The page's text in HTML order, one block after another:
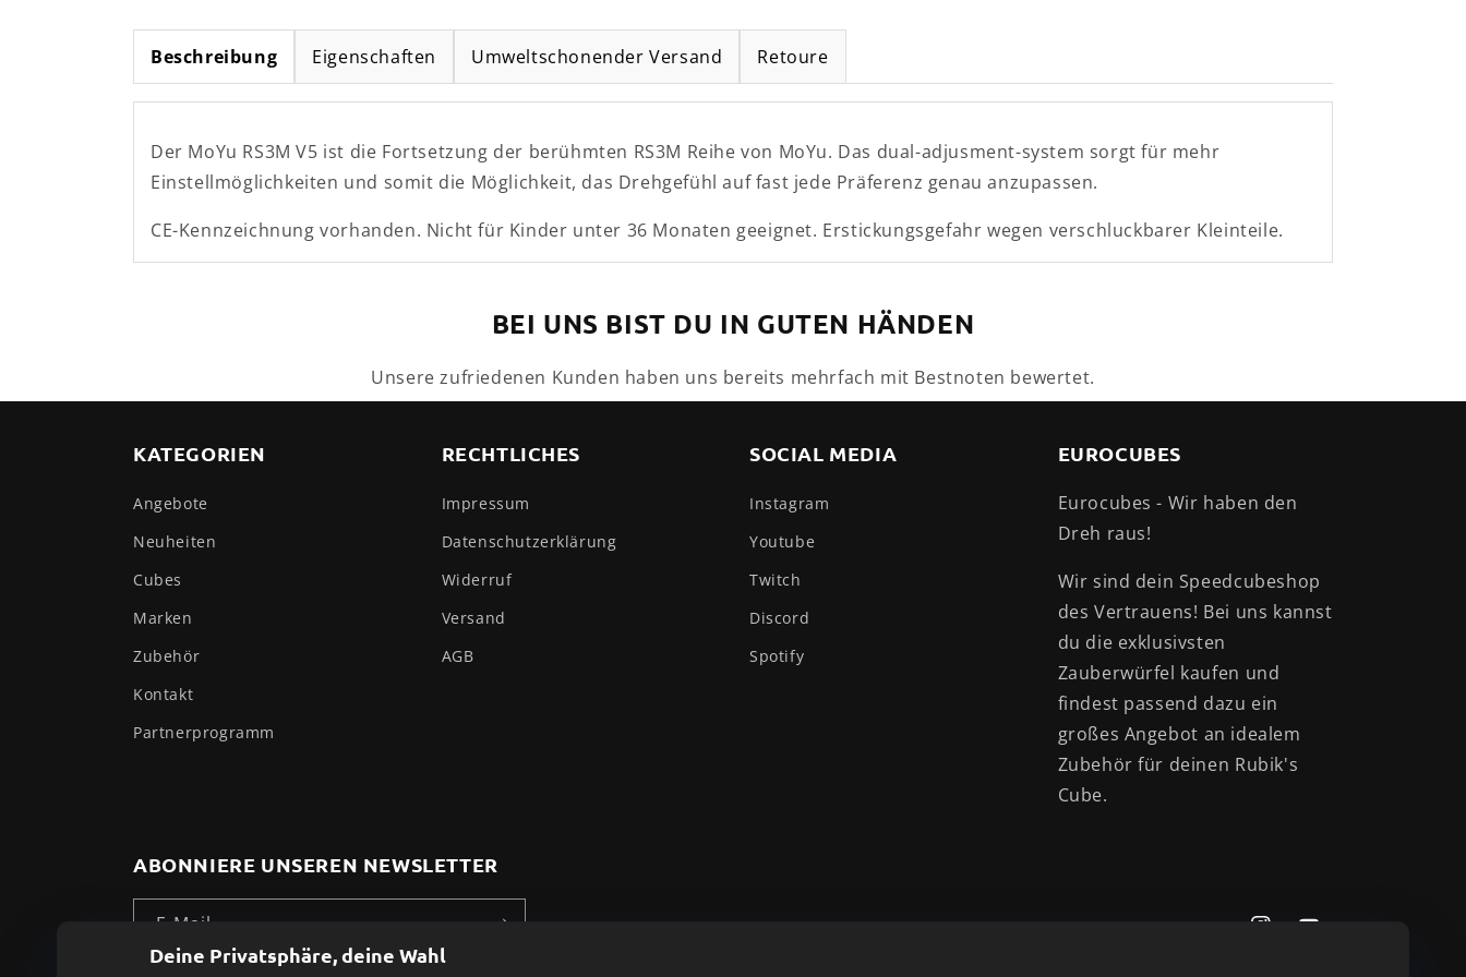
Beschreibung Eigenschaften Umweltschonender Versand Retoure
Der MoYu RS3M V5 ist die Fortsetzung der berühmten RS3M Reihe von MoYu. Das dual-adjusment-system sorgt für mehr
Einstellmöglichkeiten und somit die Möglichkeit, das Drehgefühl auf fast jede Präferenz genau anzupassen.
CE-Kennzeichnung vorhanden. Nicht für Kinder unter 36 Monaten geeignet. Erstickungsgefahr wegen verschluckbarer Kleinteile.
BEI UNS BIST DU IN GUTEN HÄNDEN
Unsere zufriedenen Kunden haben uns bereits mehrfach mit Bestnoten bewertet.
KATEGORIEN
Angebote
Neuheiten
Cubes
Marken
Zubehör
Kontakt
Partnerprogramm
RECHTLICHES
Impressum
Datenschutzerklärung
Widerruf
Versand
AGB
SOCIAL MEDIA
Instagram
Youtube
Twitch
Discord
Spotify
EUROCUBES
Eurocubes - Wir haben den
Dreh raus!
Wir sind dein Speedcubeshop
des Vertrauens! Bei uns kannst
du die exklusivsten
Zauberwürfel kaufen und
findest passend dazu ein
großes Angebot an idealem
Zubehör für deinen Rubik's
Cube.
ABONNIERE UNSEREN NEWSLETTER
E-Mail